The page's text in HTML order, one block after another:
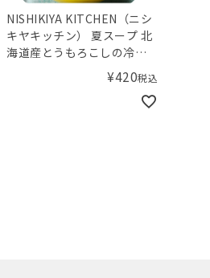
NISHIKIYA KITCHEN（ニシ
キヤキッチン） 夏スープ 北
海道産とうもろこしの冷製
¥420税込